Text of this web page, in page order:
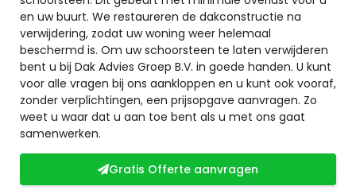
en uw buurt. We restaureren de dakconstructie na
verwijdering, zodat uw woning weer helemaal
beschermd is. Om uw schoorsteen te laten verwijderen
bent u bij Dak Advies Groep B.V. in goede handen. U kunt
voor alle vragen bij ons aankloppen en u kunt ook vooraf,
zonder verplichtingen, een prijsopgave aanvragen. Zo
weet u waar dat u aan toe bent als u met ons gaat
samenwerken.
Gratis Offerte aanvragen